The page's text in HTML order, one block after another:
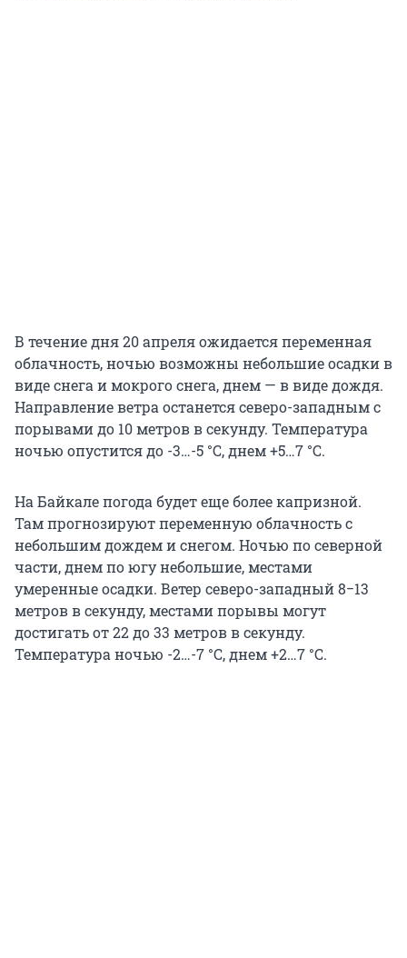
В течение дня 20 апреля ожидается переменная
облачность, ночью возможны небольшие осадки в
виде снега и мокрого снега, днем — в виде дождя.
Направление ветра останется северо-западным с
порывами до 10 метров в секунду. Температура
ночью опустится до -3…-5 °C, днем +5…7 °C.
На Байкале погода будет еще более капризной.
Там прогнозируют переменную облачность с
небольшим дождем и снегом. Ночью по северной
части, днем по югу небольшие, местами
умеренные осадки. Ветер северо-западный 8−13
метров в секунду, местами порывы могут
достигать от 22 до 33 метров в секунду.
Температура ночью -2…-7 °C, днем +2…7 °C.